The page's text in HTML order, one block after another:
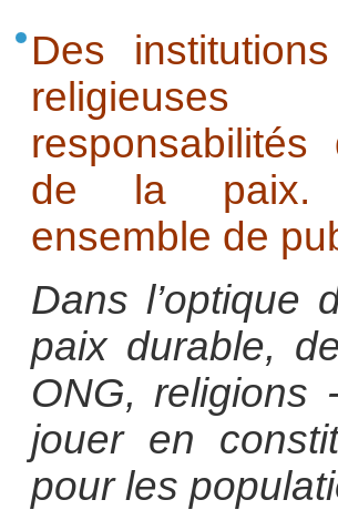
Des
de la paix.
ensemble de
Dans l’optique
paix durable,
ONG,
jouer en
pour les